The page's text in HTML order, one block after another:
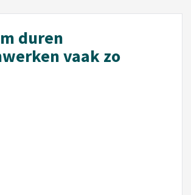
duren
vaak zo